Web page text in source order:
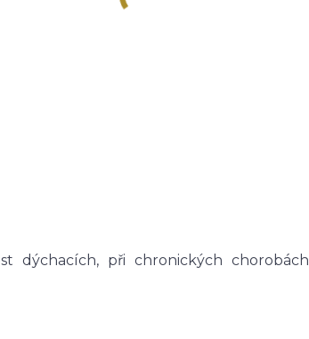
dýchacích, při chronických chorobách